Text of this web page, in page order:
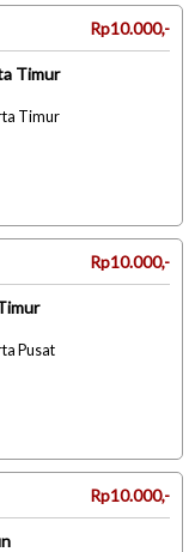
Rp10.000,-
Timur
Timur
Rp10.000,-
Pusat
Rp10.000,-